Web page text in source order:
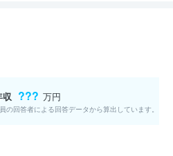
収 ??? 万円
回答者による回答データから算出しています。